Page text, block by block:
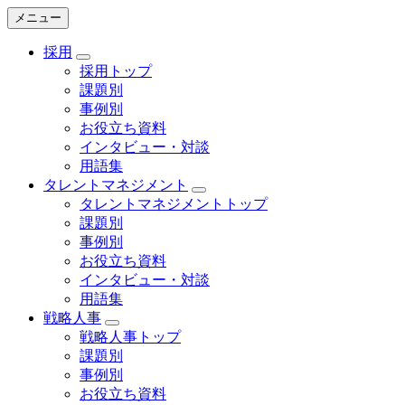
メニュー
採用
採用トップ
課題別
事例別
お役立ち資料
インタビュー・対談
用語集
タレントマネジメント
タレントマネジメントトップ
課題別
事例別
お役立ち資料
インタビュー・対談
用語集
戦略人事
戦略人事トップ
課題別
事例別
お役立ち資料